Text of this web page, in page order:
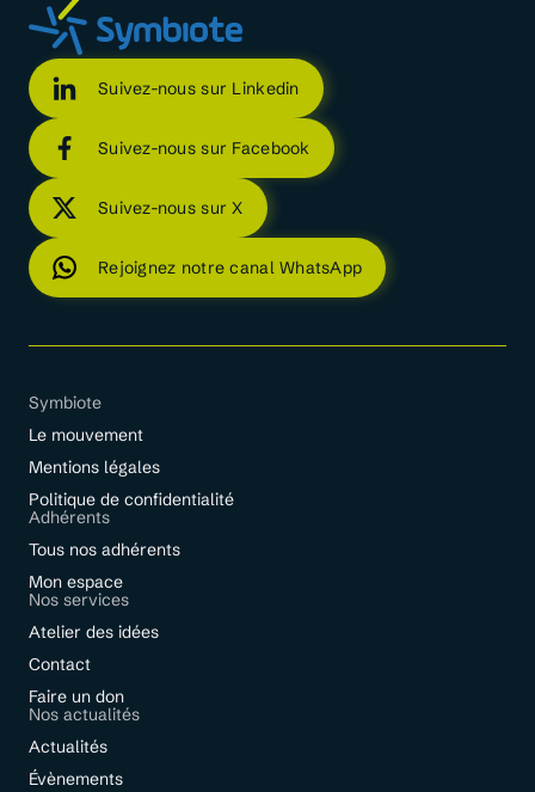
Suivez-nous sur Linkedin
Suivez-nous sur Facebook
Suivez-nous sur X
Rejoignez notre canal WhatsApp
Symbiote
Le mouvement
Mentions légales
Politique de confidentialité
Adhérents
Tous nos adhérents
Mon espace
Nos services
Atelier des idées
Contact
Faire un don
Nos actualités
Actualités
Évènements